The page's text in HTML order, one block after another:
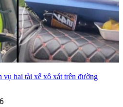
hai tài xế xô xát trên đường